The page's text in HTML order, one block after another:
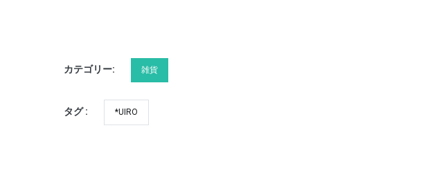
カテゴリー: 雑貨
タグ : *UIRO